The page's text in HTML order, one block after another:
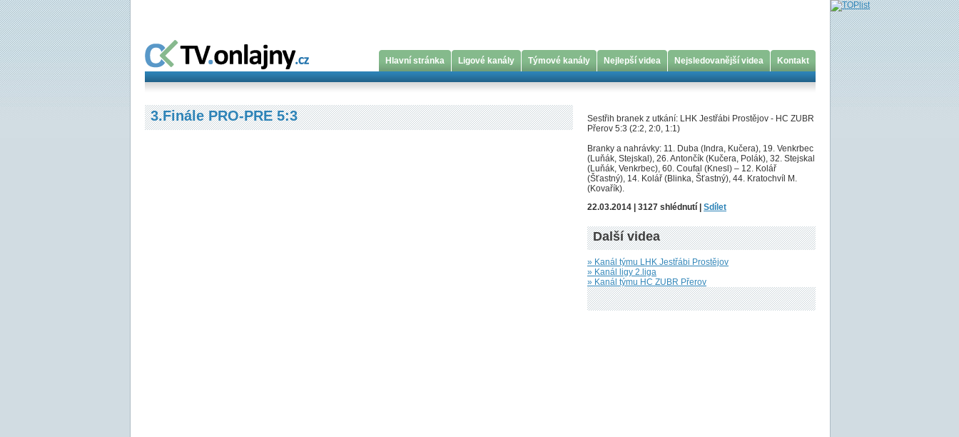
Hlavní stránka Ligové kanály Týmové kanály Nejlepší videa Nejsledovanější videa Kontakt
3.Finále PRO-PRE 5:3
Sestřih branek z utkání: LHK Jestřábi Prostějov - HC ZUBR
Přerov 5:3 (2:2, 2:0, 1:1)
Branky a nahrávky: 11. Duba (Indra, Kučera), 19. Venkrbec
(Luňák, Stejskal), 26. Antončík (Kučera, Polák), 32. Stejskal
(Luňák, Venkrbec), 60. Coufal (Knesl) – 12. Kolář
(Šťastný), 14. Kolář (Blinka, Šťastný), 44. Kratochvíl M.
(Kovařík).
22.03.2014 | 3127 shlédnutí | Sdílet
Další videa
» Kanál týmu LHK Jestřábi Prostějov
» Kanál ligy 2.liga
» Kanál týmu HC ZUBR Přerov